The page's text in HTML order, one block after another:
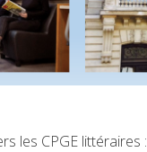
les CPGE littéraires :